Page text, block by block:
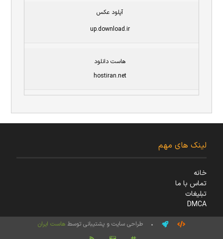
آپلود عکس
up.download.ir
هاست دانلود
hostiran.net
لینک های مهم
خانه
تماس با ما
تبلیغات
DMCA
• طراحی سایت و پشتیبانی توسط هاست ایران